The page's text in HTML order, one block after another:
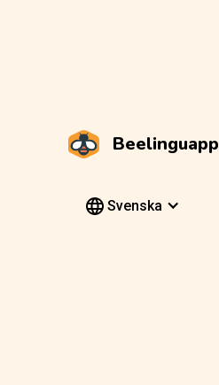
Beelinguapp
Svenska